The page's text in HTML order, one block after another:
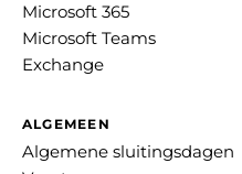
Microsoft 365
Microsoft Teams
Exchange
ALGEMEEN
Algemene sluitingsdagen